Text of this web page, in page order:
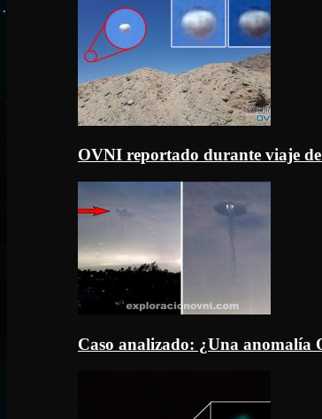
OVNI reportado durante viaje
Caso analizado: ¿Una anomalía